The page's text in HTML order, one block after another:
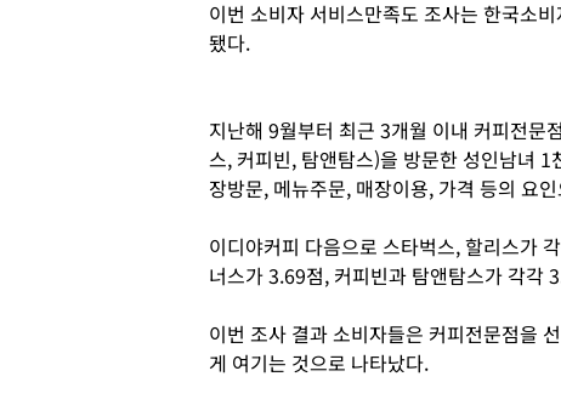
이번 소비자 서비스만족도 조사는 한국소
됐다.
지난해 9월부터 최근 3개월 이내 커피전문
스, 커피빈, 탐앤탐스)을 방문한 성인남녀
장방문, 메뉴주문, 매장이용, 가격 등의 요
이디야커피 다음으로 스타벅스, 할리스가
너스가 3.69점, 커피빈과 탐앤탐스가 각각
이번 조사 결과 소비자들은 커피전문점을
게 여기는 것으로 나타났다.